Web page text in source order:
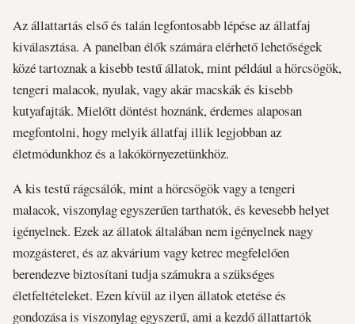
Az állattartás első és talán legfontosabb lépése az állatfaj
kiválasztása. A panelban élők számára elérhető lehetőségek
közé tartoznak a kisebb testű állatok, mint például a hörcsögök,
tengeri malacok, nyulak, vagy akár macskák és kisebb
kutyafajták. Mielőtt döntést hoznánk, érdemes alaposan
megfontolni, hogy melyik állatfaj illik legjobban az
életmódunkhoz és a lakókörnyezetünkhöz.
A kis testű rágcsálók, mint a hörcsögök vagy a tengeri
malacok, viszonylag egyszerűen tarthatók, és kevesebb helyet
igényelnek. Ezek az állatok általában nem igényelnek nagy
mozgásteret, és az akvárium vagy ketrec megfelelően
berendezve biztosítani tudja számukra a szükséges
életfeltételeket. Ezen kívül az ilyen állatok etetése és
gondozása is viszonylag egyszerű, ami a kezdő állattartók